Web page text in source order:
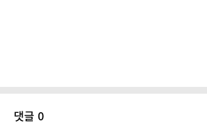
댓글 0